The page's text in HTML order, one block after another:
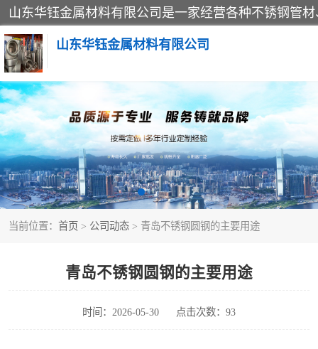
山东华钰金属材料有限公司
当前位置： 首页 > 公司动态 > 青岛不锈钢圆钢的主要用途
青岛不锈钢圆钢的主要用途
时间：2026-05-30 点击次数：93
不锈钢管
管件标准件
不锈钢人孔
不锈钢角钢
不锈钢板